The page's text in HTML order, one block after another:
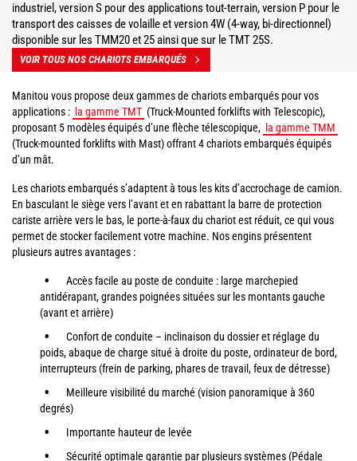
industriel, version S pour des applications tout-terrain, version P pour le
transport des caisses de volaille et version 4W (4-way, bi-directionnel)
disponible sur les TMM20 et 25 ainsi que sur le TMT 25S.
VOIR TOUS NOS CHARIOTS EMBARQUÉS
Manitou vous propose deux gammes de chariots embarqués pour vos
applications : la gamme TMT (Truck-Mounted forklifts with Telescopic),
proposant 5 modèles équipés d’une flèche télescopique, la gamme TMM
(Truck-mounted forklifts with Mast) offrant 4 chariots embarqués équipés
d’un mât.
Les chariots embarqués s’adaptent à tous les kits d’accrochage de camion.
En basculant le siège vers l’avant et en rabattant la barre de protection
cariste arrière vers le bas, le porte-à-faux du chariot est réduit, ce qui vous
permet de stocker facilement votre machine. Nos engins présentent
plusieurs autres avantages :
Accès facile au poste de conduite : large marchepied
antidérapant, grandes poignées situées sur les montants gauche
(avant et arrière)
Confort de conduite – inclinaison du dossier et réglage du
poids, abaque de charge situé à droite du poste, ordinateur de bord,
interrupteurs (frein de parking, phares de travail, feux de détresse)
Meilleure visibilité du marché (vision panoramique à 360
degrés)
Importante hauteur de levée
Sécurité optimale garantie par plusieurs systèmes (Pédale